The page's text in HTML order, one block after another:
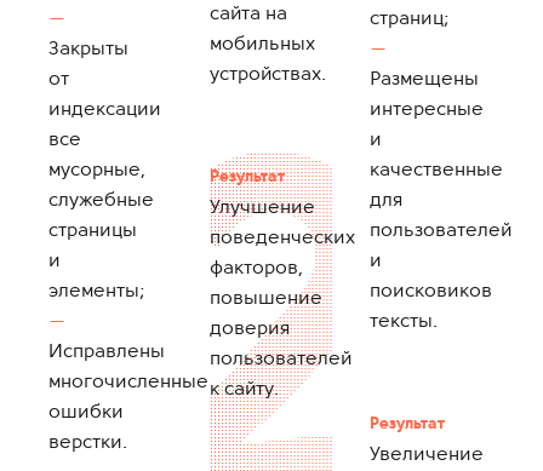
Закрыты
от
индексации
все
мусорные,
служебные
страницы
и
элементы;
Исправлены
многочисленные
ошибки
верстки.
сайта на
мобильных
устройствах.
Результат
Улучшение
поведенческих
факторов,
повышение
доверия
пользователей
к сайту.
страниц;
Размещены
интересные
и
качественные
для
пользователей
и
поисковиков
тексты.
Результат
Увеличение